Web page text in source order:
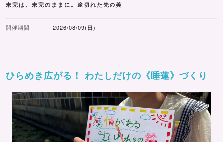
未完は、未完のままに。途切れた先の美
開催期間 2026/08/09(日)
ひらめき広がる！ わたしだけの《睡蓮》づくり